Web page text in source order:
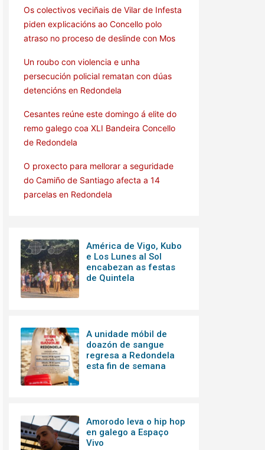
Os colectivos veciñais de Vilar de Infesta
piden explicacións ao Concello polo
atraso no proceso de deslinde con Mos
Un roubo con violencia e unha
persecución policial rematan con dúas
detencións en Redondela
Cesantes reúne este domingo á elite do
remo galego coa XLI Bandeira Concello
de Redondela
O proxecto para mellorar a seguridade
do Camiño de Santiago afecta a 14
parcelas en Redondela
América de Vigo, Kubo
e Los Lunes al Sol
encabezan as festas
de Quintela
A unidade móbil de
doazón de sangue
regresa a Redondela
esta fin de semana
Amorodo leva o hip hop
en galego a Espaço
Vivo